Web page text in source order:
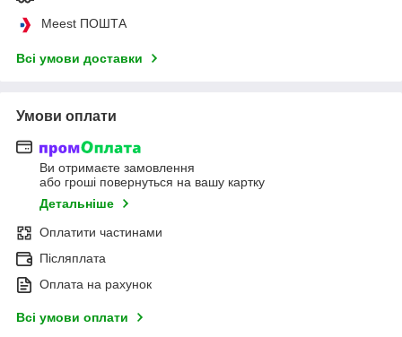
Meest ПОШТА
Всі умови доставки
Умови оплати
Ви отримаєте замовлення
або гроші повернуться на вашу картку
Детальніше
Оплатити частинами
Післяплата
Оплата на рахунок
Всі умови оплати